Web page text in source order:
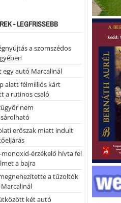
- LEGFRISSEBB
a szomszédos
egy autó Marcalinál
alatt félmilliós kárt
a rutinos csaló
nem
erőszak miatt indult
monoxid-érzékelő hívta fel
a bajra
a tűzoltók
két autó